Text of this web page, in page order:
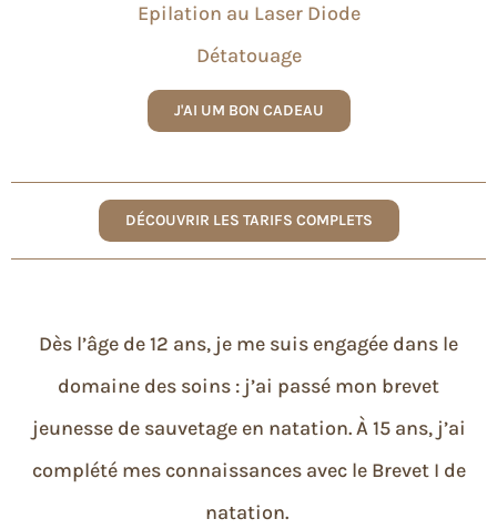
Epilation au Laser Diode
Détatouage​
J'AI UM BON CADEAU
DÉCOUVRIR LES TARIFS COMPLETS
Dès l’âge de 12 ans, je me suis engagée dans le
domaine des soins : j’ai passé mon brevet
jeunesse de sauvetage en natation. À 15 ans, j’ai
complété mes connaissances avec le Brevet I de
natation.